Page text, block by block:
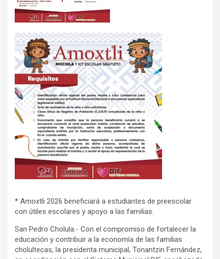
* Amoxtli 2026 beneficiará a estudiantes de preescolar
con útiles escolares y apoyo a las familias.
San Pedro Cholula.- Con el compromiso de fortalecer la
educación y contribuir a la economía de las familias
cholultecas, la presidenta municipal, Tonantzin Fernández,